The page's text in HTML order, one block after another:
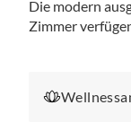
Die modern
Zimmer